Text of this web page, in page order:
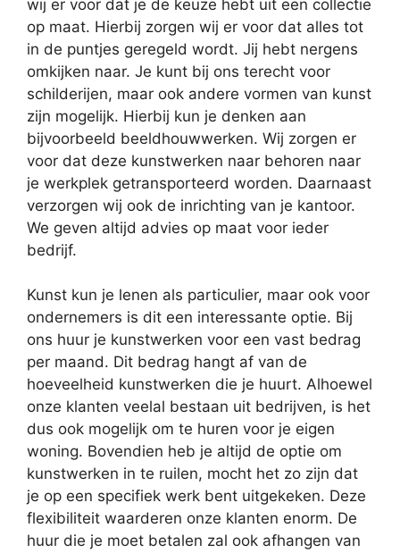
wij er voor dat je de keuze hebt uit een collectie
op maat. Hierbij zorgen wij er voor dat alles tot
in de puntjes geregeld wordt. Jij hebt nergens
omkijken naar. Je kunt bij ons terecht voor
schilderijen, maar ook andere vormen van kunst
zijn mogelijk. Hierbij kun je denken aan
bijvoorbeeld beeldhouwwerken. Wij zorgen er
voor dat deze kunstwerken naar behoren naar
je werkplek getransporteerd worden. Daarnaast
verzorgen wij ook de inrichting van je kantoor.
We geven altijd advies op maat voor ieder
bedrijf.
Kunst kun je lenen als particulier, maar ook voor
ondernemers is dit een interessante optie. Bij
ons huur je kunstwerken voor een vast bedrag
per maand. Dit bedrag hangt af van de
hoeveelheid kunstwerken die je huurt. Alhoewel
onze klanten veelal bestaan uit bedrijven, is het
dus ook mogelijk om te huren voor je eigen
woning. Bovendien heb je altijd de optie om
kunstwerken in te ruilen, mocht het zo zijn dat
je op een specifiek werk bent uitgekeken. Deze
flexibiliteit waarderen onze klanten enorm. De
huur die je moet betalen zal ook afhangen van